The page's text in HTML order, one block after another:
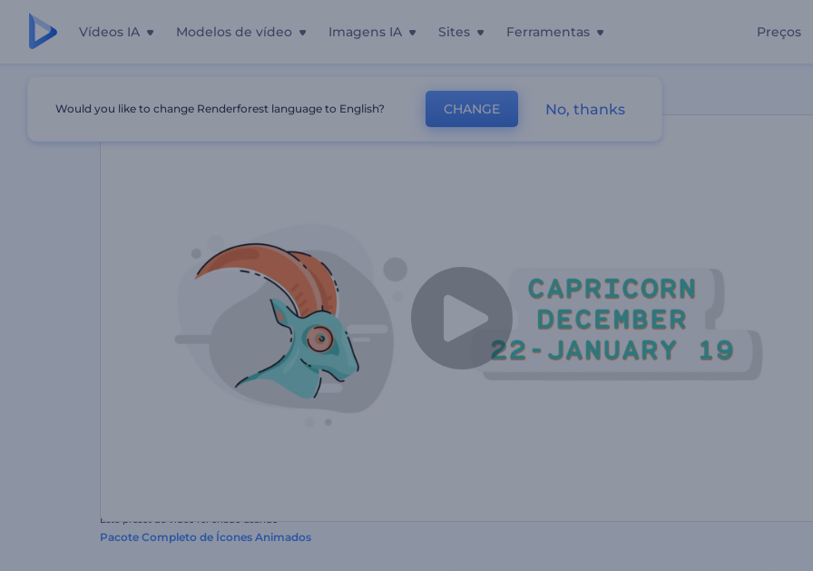
Vídeos IA Modelos de vídeo Imagens IA Sites Ferramentas Preços
Este preset de vídeo foi criado usando
Pacote Completo de Ícones Animados
Would you like to change Renderforest language to English? CHANGE No, thanks